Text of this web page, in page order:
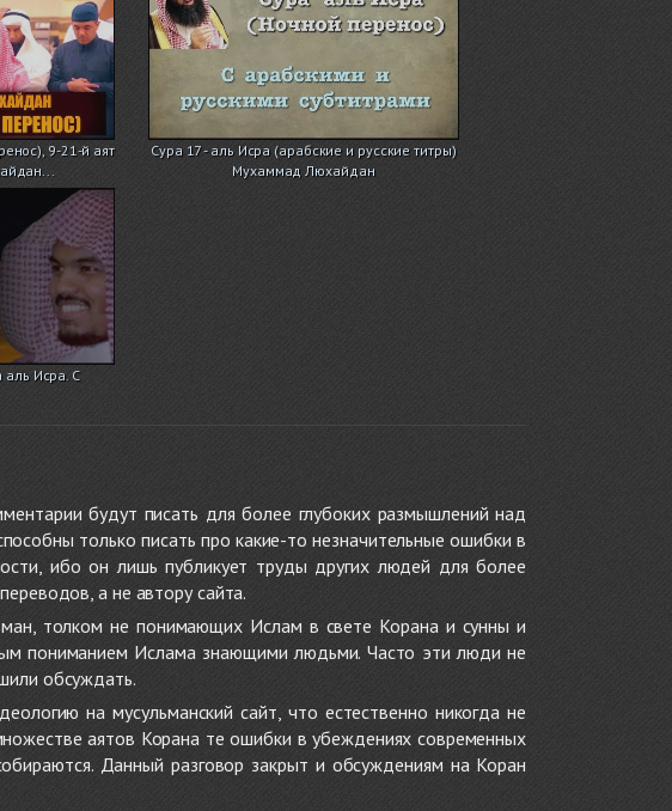
9-21-й аят
Сура 17 - аль Исра (арабские и русские титры)
Мухаммад Люхайдан
аль Исра. С
будут писать для более глубоких размышлений над
только писать про какие-то незначительные ошибки в
ибо он лишь публикует труды других людей для более
а не автору сайта.
толком не понимающих Ислам в свете Корана и сунны и
пониманием Ислама знающими людьми. Часто эти люди не
обсуждать.
на мусульманский сайт, что естественно никогда не
аятов Корана те ошибки в убеждениях современных
Данный разговор закрыт и обсуждениям на Коран